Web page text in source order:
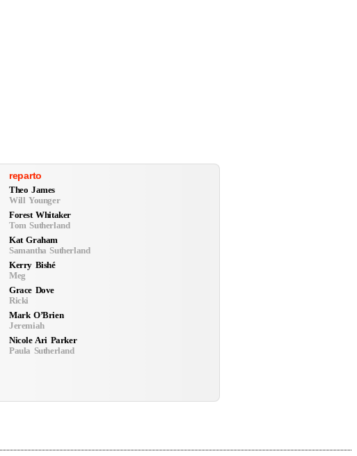
reparto
Theo James
Will Younger
Forest Whitaker
Tom Sutherland
Kat Graham
Samantha Sutherland
Kerry Bishé
Meg
Grace Dove
Ricki
Mark O’Brien
Jeremiah
Nicole Ari Parker
Paula Sutherland